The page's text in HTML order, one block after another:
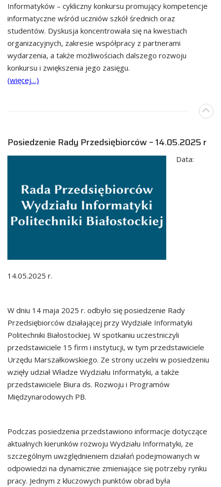
Informatyków – cykliczny konkursu promujący kompetencje
informatyczne wśród uczniów szkół średnich oraz
studentów. Dyskusja koncentrowała się na kwestiach
organizacyjnych, zakresie współpracy z partnerami
wydarzenia, a także możliwościach dalszego rozwoju
konkursu i zwiększenia jego zasięgu.
(więcej…)
Posiedzenie Rady Przedsiębiorców – 14.05.2025 r
Data:
14.05.2025 r.
W dniu 14 maja 2025 r. odbyło się posiedzenie Rady
Przedsiębiorców działającej przy Wydziale Informatyki
Politechniki Białostockiej. W spotkaniu uczestniczyli
przedstawiciele 15 firm i instytucji, w tym przedstawiciele
Urzędu Marszałkowskiego. Ze strony uczelni w posiedzeniu
wzięły udział Władze Wydziału Informatyki, a także
przedstawiciele Biura ds. Rozwoju i Programów
Międzynarodowych PB.
Podczas posiedzenia przedstawiono informacje dotyczące
aktualnych kierunków rozwoju Wydziału Informatyki, ze
szczególnym uwzględnieniem działań podejmowanych w
odpowiedzi na dynamicznie zmieniające się potrzeby rynku
pracy. Jednym z kluczowych punktów obrad była